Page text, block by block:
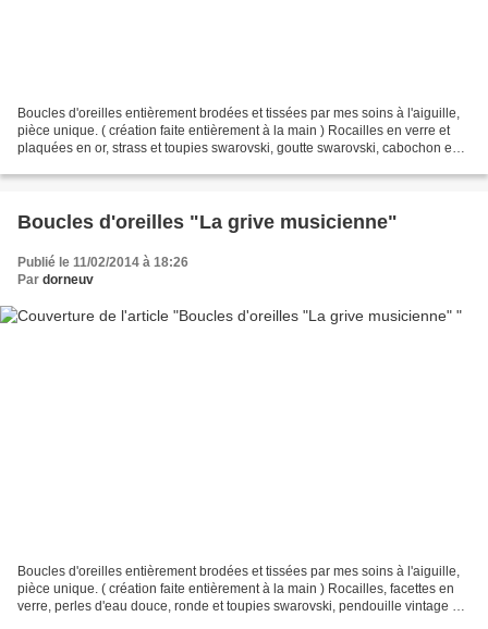
Boucles d'oreilles entièrement brodées et tissées par mes soins à l'aiguille,
pièce unique. ( création faite entièrement à la main ) Rocailles en verre et
plaquées en or, strass et toupies swarovski, goutte swarovski, cabochon en
Boucles d'oreilles "La grive musicienne"
Publié le 11/02/2014 à 18:26
Par dorneuv
Boucles d'oreilles entièrement brodées et tissées par mes soins à l'aiguille,
pièce unique. ( création faite entièrement à la main ) Rocailles, facettes en
verre, perles d'eau douce, ronde et toupies swarovski, pendouille vintage en